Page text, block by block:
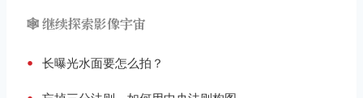
🕸️ 继续探索影像宇宙
• 长曝光水面要怎么拍？